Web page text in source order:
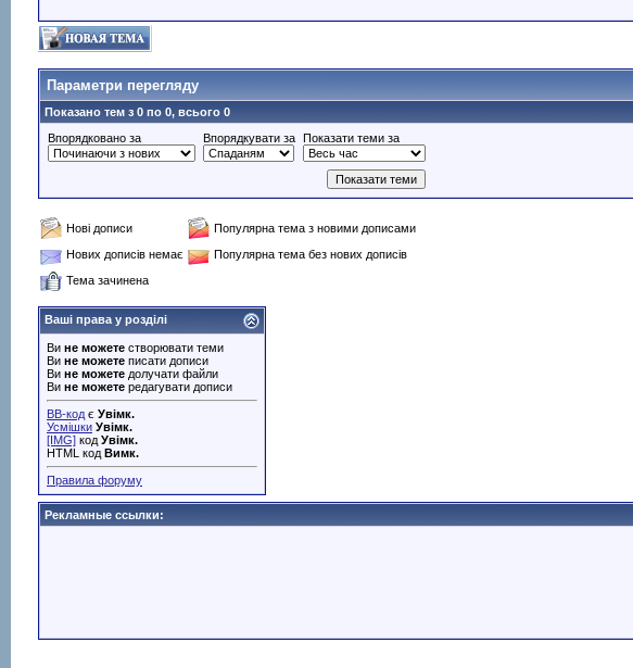
Параметри перегляду
Показано тем з 0 по 0, всього 0
Впорядковано за
Впорядкувати за Показати теми за
Нові дописи
Популярна тема з новими дописами
Нових дописів немає
Популярна тема без нових дописів
Тема зачинена
Ваші права у розділі
Ви не можете створювати теми
Ви не можете писати дописи
Ви не можете долучати файли
Ви не можете редагувати дописи
BB-код є Увімк.
Усмішки Увімк.
[IMG] код Увімк.
HTML код Вимк.
Правила форуму
Рекламные ссылки: